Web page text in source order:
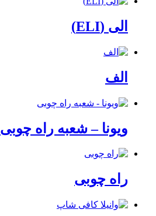
الی (ELI)
الف
ویونا – شعبه راه چوبی
راه چوبی